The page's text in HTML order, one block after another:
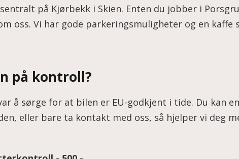
på Kjørbekk i Skien. Enten du jobber i
oss. Vi har gode parkeringsmuligheter og en kaffe
på kontroll?
å sørge for at bilen er EU-godkjent i tide. Du kan
eller bare ta kontakt med oss, så hjelper vi deg